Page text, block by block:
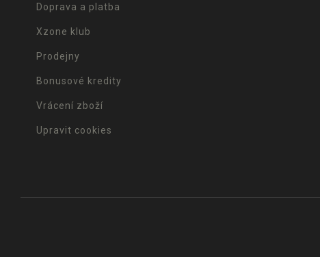
Doprava a platba
Xzone klub
Prodejny
Bonusové kredity
Vrácení zboží
Upravit cookies